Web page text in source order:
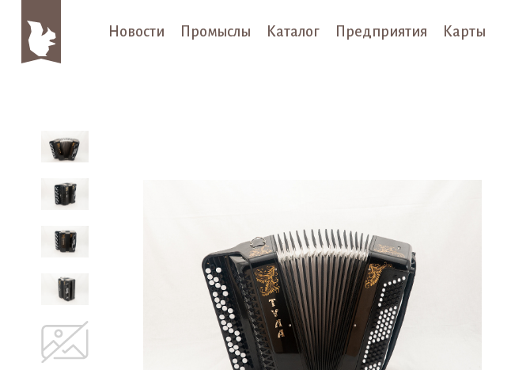
Новости Промыслы Каталог Предприятия Карты